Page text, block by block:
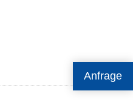
Anfrage